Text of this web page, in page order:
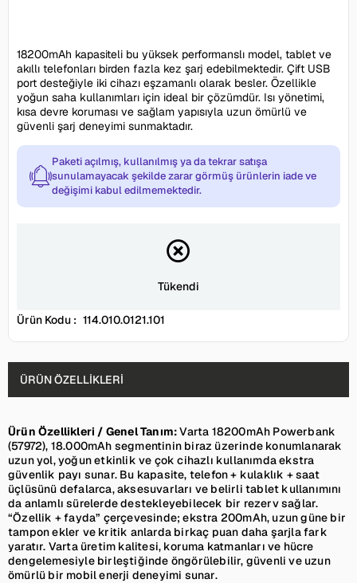
18200mAh kapasiteli bu yüksek performanslı model, tablet ve
akıllı telefonları birden fazla kez şarj edebilmektedir. Çift USB
port desteğiyle iki cihazı eşzamanlı olarak besler. Özellikle
yoğun saha kullanımları için ideal bir çözümdür. Isı yönetimi,
kısa devre koruması ve sağlam yapısıyla uzun ömürlü ve
güvenli şarj deneyimi sunmaktadır.
Paketi açılmış, kullanılmış ya da tekrar satışa
sunulamayacak şekilde zarar görmüş ürünlerin iade ve
değişimi kabul edilmemektedir.
Tükendi
Ürün Kodu : 114.010.0121.101
ÜRÜN ÖZELLIKLERI
Ürün Özellikleri / Genel Tanım:Varta 18200mAh Powerbank
(57972), 18.000mAh segmentinin biraz üzerinde konumlanarak
uzun yol, yoğun etkinlik ve çok cihazlı kullanımda ekstra
güvenlik payı sunar. Bu kapasite, telefon + kulaklık + saat
üçlüsünü defalarca, aksesuvarları ve belirli tablet kullanımını
da anlamlı sürelerde destekleyebilecek bir rezerv sağlar.
“Özellik + fayda” çerçevesinde; ekstra 200mAh, uzun güne bir
tampon ekler ve kritik anlarda birkaç puan daha şarjla fark
yaratır. Varta üretim kalitesi, koruma katmanları ve hücre
dengelemesiyle birleştiğinde öngörülebilir, güvenli ve uzun
ömürlü bir mobil enerji deneyimi sunar.